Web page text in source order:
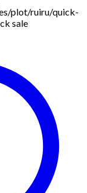
plot/ruiru/quick-
sale